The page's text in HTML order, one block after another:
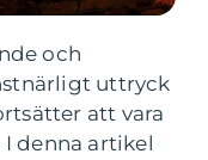
och
uttryck
att vara
denna artikel